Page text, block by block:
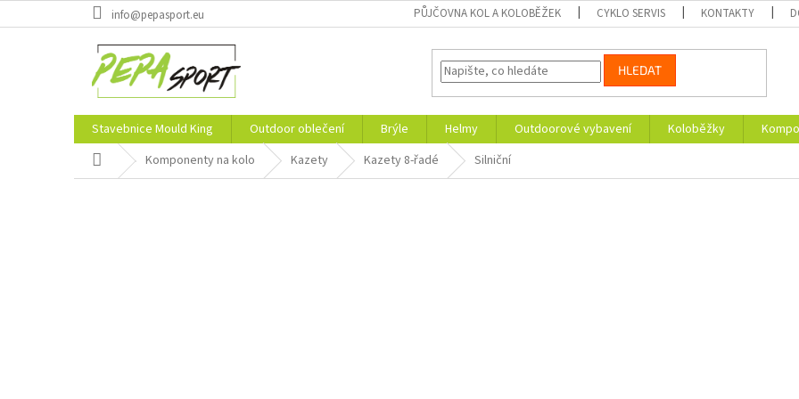
na
info@pepasport.eu PŮJČOVNA KOL A KOLOBĚŽEK CYKLO SERVIS KONTAKTY
HLEDAT
Stavebnice Mould King Outdoor oblečení Brýle Helmy Outdoorové vybavení Koloběžky
Domů Komponenty na kolo Kazety Kazety 8-řadé Silniční